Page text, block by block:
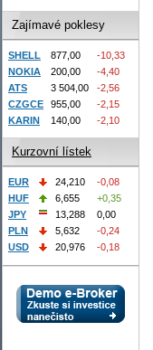
Zajímavé poklesy
SHELL 877,00
-10,33
NOKIA
200,00
-4,40
ATS
3 504,00
-2,56
CZGCE
955,00
-2,15
KARIN
140,00 -2,10
Kurzovní lístek
EUR 24,210
-0,08
HUF
6,655
+0,35
JPY
13,288
0,00
PLN
5,632
-0,24
USD
20,976 -0,18